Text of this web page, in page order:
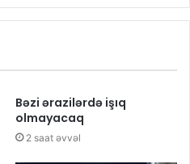
Bəzi ərazilərdə işıq
olmayacaq
2 saat əvvəl